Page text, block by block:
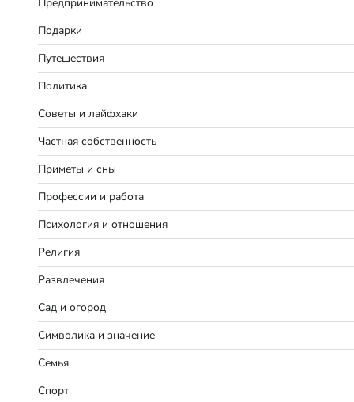
Подарки
Путешествия
Политика
Советы и лайфхаки
Частная собственность
Приметы и сны
Профессии и работа
Психология и отношения
Религия
Развлечения
Сад и огород
Символика и значение
Семья
Спорт